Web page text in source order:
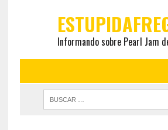
Informando sobre Pearl Jam